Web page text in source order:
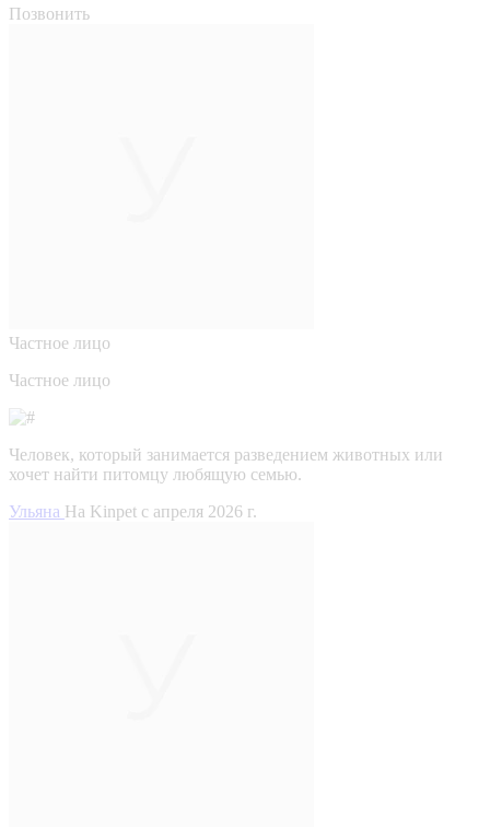
Позвонить
Частное лицо
Частное лицо
Человек, который занимается разведением животных или
хочет найти питомцу любящую семью.
Ульяна На Kinpet c апреля 2026 г.